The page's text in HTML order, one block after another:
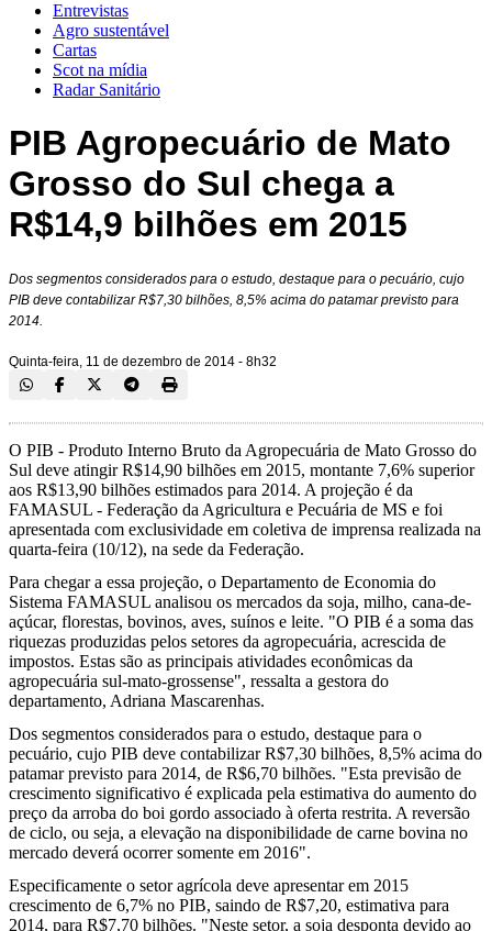
Entrevistas
Agro sustentável
Cartas
Scot na mídia
Radar Sanitário
PIB Agropecuário de Mato
Grosso do Sul chega a
R$14,9 bilhões em 2015
Dos segmentos considerados para o estudo, destaque para o pecuário, cujo
PIB deve contabilizar R$7,30 bilhões, 8,5% acima do patamar previsto para
2014.
Quinta-feira, 11 de dezembro de 2014 - 8h32
O PIB - Produto Interno Bruto da Agropecuária de Mato Grosso do
Sul deve atingir R$14,90 bilhões em 2015, montante 7,6% superior
aos R$13,90 bilhões estimados para 2014. A projeção é da
FAMASUL - Federação da Agricultura e Pecuária de MS e foi
apresentada com exclusividade em coletiva de imprensa realizada na
quarta-feira (10/12), na sede da Federação.
Para chegar a essa projeção, o Departamento de Economia do
Sistema FAMASUL analisou os mercados da soja, milho, cana-de-
açúcar, florestas, bovinos, aves, suínos e leite. "O PIB é a soma das
riquezas produzidas pelos setores da agropecuária, acrescida de
impostos. Estas são as principais atividades econômicas da
agropecuária sul-mato-grossense", ressalta a gestora do
departamento, Adriana Mascarenhas.
Dos segmentos considerados para o estudo, destaque para o
pecuário, cujo PIB deve contabilizar R$7,30 bilhões, 8,5% acima do
patamar previsto para 2014, de R$6,70 bilhões. "Esta previsão de
crescimento significativo é explicada pela estimativa do aumento do
preço da arroba do boi gordo associado à oferta restrita. A reversão
de ciclo, ou seja, a elevação na disponibilidade de carne bovina no
mercado deverá ocorrer somente em 2016".
Especificamente o setor agrícola deve apresentar em 2015
crescimento de 6,7% no PIB, saindo de R$7,20, estimativa para
2014, para R$7,70 bilhões. "Neste setor, a soja desponta devido ao